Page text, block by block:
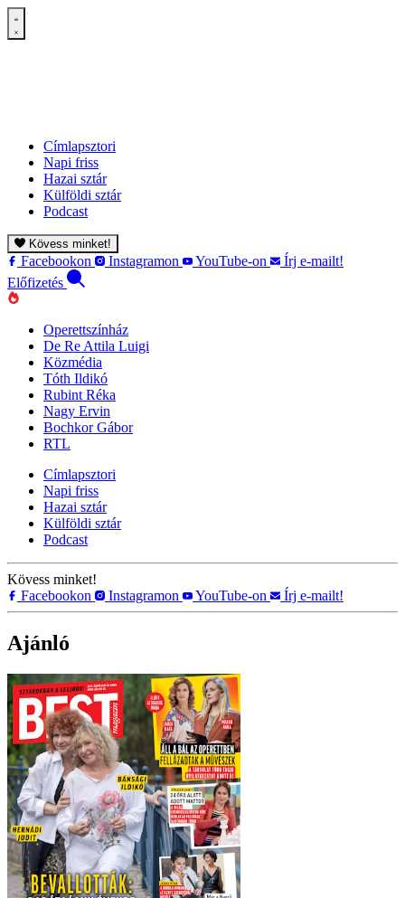
Címlapsztori
Napi friss
Hazai sztár
Külföldi sztár
Podcast
Kövess minket!
Facebookon Instagramon YouTube-on
Írj e-mailt!
Előfizetés
Operettszínház
De Re Attila Luigi
Közmédia
Tóth Ildikó
Rubint Réka
Nagy Ervin
Bochkor Gábor
RTL
Címlapsztori
Napi friss
Hazai sztár
Külföldi sztár
Podcast
Kövess minket!
Facebookon
Instagramon YouTube-on Írj e-mailt!
Ajánló